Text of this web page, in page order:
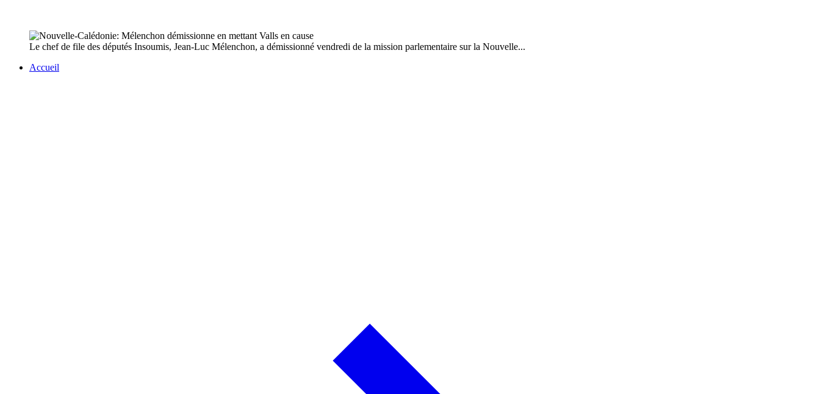
Le chef de file des députés Insoumis, Jean-Luc Mélenchon, a démissionné vendredi de la mission parlementaire sur la Nouvelle...
Accueil